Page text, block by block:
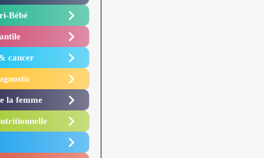
Bébé
cancer
la femme